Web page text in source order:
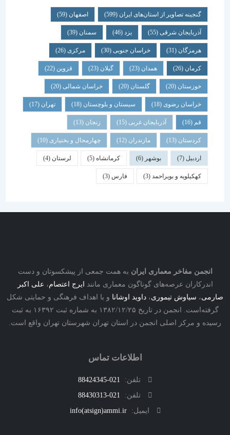
گنجینه تصاویر از استان‌های ایران(599) اصفهان (59)
آذربایجان شرقی(55) یزد سمنان (39)
هرمزگان(31) خراسان جنوبی(30) مرکزی (26)
همدان گیلان قزوین
خوزستان(20) گلستان (20) خراسان شمالی(20)
خراسان رضوی(18) سیستان و بلوچستان(18) تهران
آذربایجان غربی(15) زنجان
کردستان(13) مازندران(12) چهارمحال و بختیاری (10)
بوشهر کرمانشاه(5) لرستان (4)
کهکیلویه و بویراحمد(3) فارس
مفاخر معماری ایرانبه همت جمعی از پیشکسوتان و دست
عرصه‌های گوناگون معماری مانندایرج اعتصام،علی اکبر
،سیاوش تیموری،داوید اوشانا و با اهداف فرهنگی و حمایتی شکل
گرفته‌است. انجمن در تاریخ ۱۳۸۲/۱۲/۲۵ به شماره ثبت ۱۶۳۹۲ به ثبت
و مرکز اصلی انجمن در استان تهران شهرستان تهران واقع است.
اطلاعات تماس
تلفن:
021-88424345
تلفن:
021-88430313
ایمیل:
info(atsign)ammi.ir